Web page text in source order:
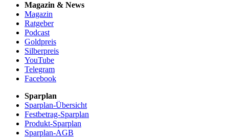
Magazin & News
Magazin
Ratgeber
Podcast
Goldpreis
Silberpreis
YouTube
Telegram
Facebook
Sparplan
Sparplan-Übersicht
Festbetrag-Sparplan
Produkt-Sparplan
Sparplan-AGB